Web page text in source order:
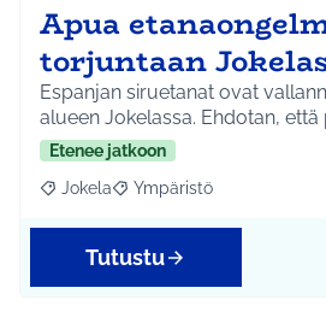
Apua
torjuntaan
Espanjan siruetanat ovat
alueen Jokelassa. Ehdotan,
Etenee jatkoon
Rajaa tulokset aihepiirin mukaan:
Jokela Rajaa tulokset teeman
Ympäristö
Tutustu